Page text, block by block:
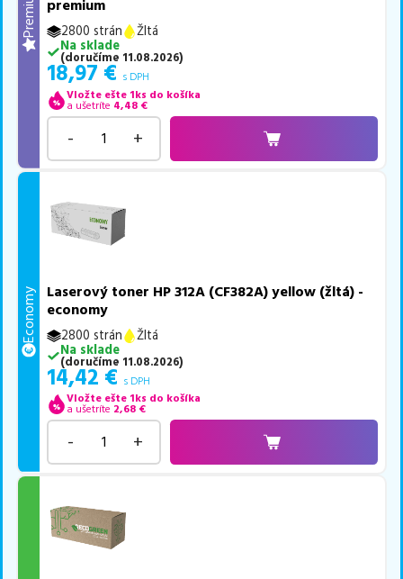
Premium premium
2800 strán
Žltá
Na sklade
(doručíme 11.08.2026)
18,97 € s DPH
Vložte ešte 1ks do košíka
a ušetríte 4,48 €
- +
Economy
Laserový toner HP 312A (CF382A) yellow (žltá) -
economy
2800 strán
Žltá
Na sklade
(doručíme 11.08.2026)
14,42 € s DPH
Vložte ešte 1ks do košíka
a ušetríte 2,68 €
- +